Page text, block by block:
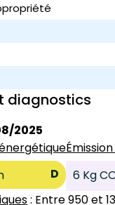
diagnostics
2025
D
6 Kg
: Entre 950 et